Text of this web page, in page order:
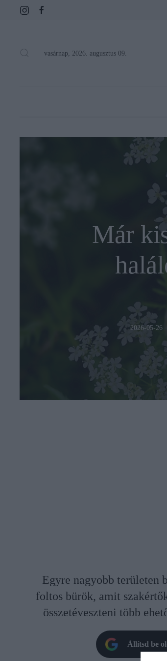
vasárnap, 2026. augusztus 09.
Már
2026-05-26
Egyre nagyobb területen
foltos bürök, amit
összetéveszteni több
Állítsd be